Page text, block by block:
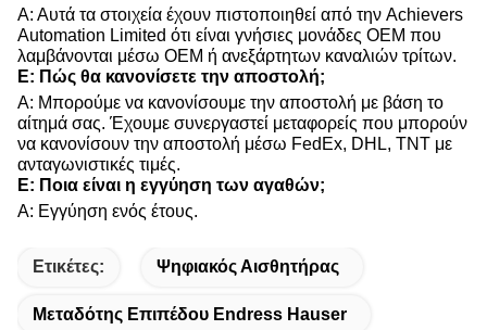
Α: Αυτά τα στοιχεία έχουν πιστοποιηθεί από την Achievers
Automation Limited ότι είναι γνήσιες μονάδες OEM που
λαμβάνονται μέσω OEM ή ανεξάρτητων καναλιών τρίτων.
Ε: Πώς θα κανονίσετε την αποστολή;
Α: Μπορούμε να κανονίσουμε την αποστολή με βάση το
αίτημά σας. Έχουμε συνεργαστεί μεταφορείς που μπορούν
να κανονίσουν την αποστολή μέσω FedEx, DHL, TNT με
ανταγωνιστικές τιμές.
Ε: Ποια είναι η εγγύηση των αγαθών;
Α: Εγγύηση ενός έτους.
Ετικέτες: Ψηφιακός Αισθητήρας
Μεταδότης Επιπέδου Endress Hauser